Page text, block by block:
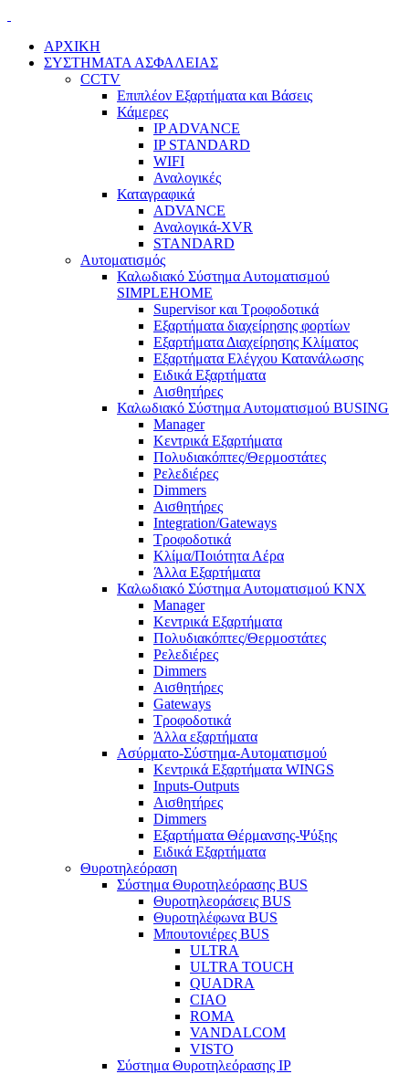
ΑΡΧΙΚΗ
ΣΥΣΤΗΜΑΤΑ ΑΣΦΑΛΕΙΑΣ
CCTV
Επιπλέον Εξαρτήματα και Βάσεις
Κάμερες
IP ADVANCE
IP STANDARD
WIFI
Αναλογικές
Καταγραφικά
ADVANCE
Αναλογικά-XVR
STANDARD
Αυτοματισμός
Καλωδιακό Σύστημα Αυτοματισμού
SIMPLEHOME
Supervisor και Τροφοδοτικά
Εξαρτήματα διαχείρησης φορτίων
Εξαρτήματα Διαχείρησης Κλίματος
Εξαρτήματα Ελέγχου Κατανάλωσης
Ειδικά Εξαρτήματα
Αισθητήρες
Καλωδιακό Σύστημα Αυτοματισμού BUSING
Manager
Κεντρικά Εξαρτήματα
Πολυδιακόπτες/Θερμοστάτες
Ρελεδιέρες
Dimmers
Αισθητήρες
Integration/Gateways
Τροφοδοτικά
Κλίμα/Ποιότητα Αέρα
Άλλα Εξαρτήματα
Καλωδιακό Σύστημα Αυτοματισμού KNX
Manager
Κεντρικά Εξαρτήματα
Πολυδιακόπτες/Θερμοστάτες
Ρελεδιέρες
Dimmers
Αισθητήρες
Gateways
Τροφοδοτικά
Άλλα εξαρτήματα
Ασύρματο-Σύστημα-Αυτοματισμού
Κεντρικά Εξαρτήματα WINGS
Inputs-Outputs
Αισθητήρες
Dimmers
Εξαρτήματα Θέρμανσης-Ψύξης
Ειδικά Εξαρτήματα
Θυροτηλεόραση
Σύστημα Θυροτηλεόρασης BUS
Θυροτηλεοράσεις BUS
Θυροτηλέφωνα BUS
Μπουτονιέρες BUS
ULTRA
ULTRA TOUCH
QUADRA
CIAO
ROMA
VANDALCOM
VISTO
Σύστημα Θυροτηλεόρασης IP